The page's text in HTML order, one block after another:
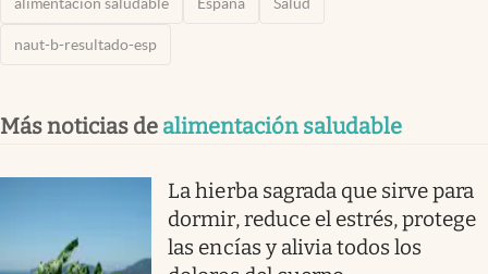
naut-b-resultado-esp
Más noticias de alimentación saludable
La hierba sagrada que sirve para
dormir, reduce el estrés, protege
las encías y alivia todos los